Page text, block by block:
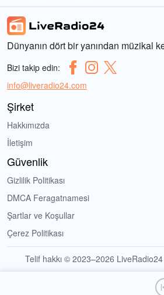
Dünyanın dört bir yanından müzikal
Bizi takip edin:
info@liveradio24.com
Şirket
Hakkımızda
İletişim
Güvenlik
Gizlilik Politikası
DMCA Feragatnamesi
Şartlar ve Koşullar
Çerez Politikası
Telif hakkı © 2023–2026 LiveRadio24